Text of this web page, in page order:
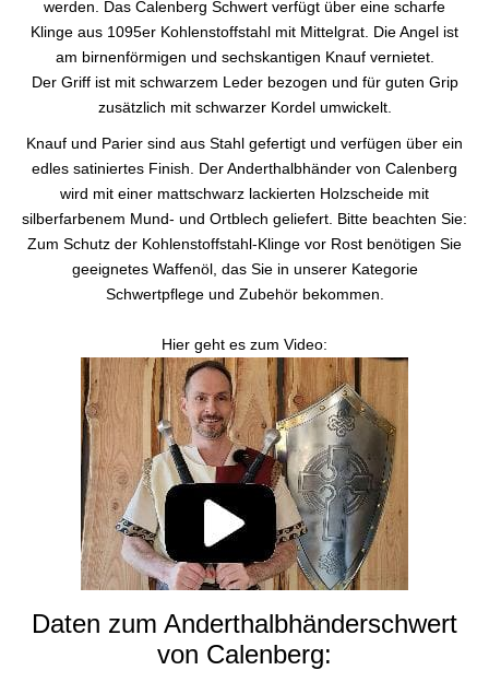
werden. Das Calenberg Schwert verfügt über eine scharfe
Klinge aus 1095er Kohlenstoffstahl mit Mittelgrat. Die Angel ist
am birnenförmigen und sechskantigen Knauf vernietet.
Der Griff ist mit schwarzem Leder bezogen und für guten Grip
zusätzlich mit schwarzer Kordel umwickelt.
Knauf und Parier sind aus Stahl gefertigt und verfügen über ein
edles satiniertes Finish. Der Anderthalbhänder von Calenberg
wird mit einer mattschwarz lackierten Holzscheide mit
silberfarbenem Mund- und Ortblech geliefert. Bitte beachten Sie:
Zum Schutz der Kohlenstoffstahl-Klinge vor Rost benötigen Sie
geeignetes Waffenöl, das Sie in unserer Kategorie
Schwertpflege und Zubehör bekommen.
Hier geht es zum Video:
Daten zum Anderthalbhänderschwert
von Calenberg: